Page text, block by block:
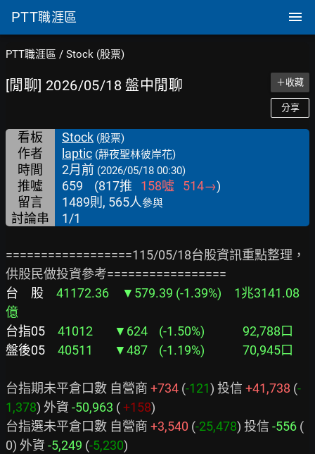
PTT職涯區
PTT職涯區 / Stock (股票)
[閒聊] 2026/05/18 盤中閒聊 ＋收藏
分享
看板 Stock (股票)
作者 laptic (靜夜聖林彼岸花)
時間 2月前 (2026/05/18 00:30)
推噓 659 (817推 158噓 514→)
留言
1489則, 565人參與
討論串 1/1
==================115/05/18台股資訊重點整理，
台　股 41172.36　▼579.39 (-1.39%)　1兆3141.08
億
台指05 41012   　▼624    (-1.50%)　　　92,788口
盤後05 40511   　▼487    (-1.19%)　　　70,945口
台指期未平倉口數 自營商 +734 (-121) 投信 +41,738 (-
1,378) 外資 -50,963 ( +158)
台指選未平倉口數 自營商 +3,540 (-25,478) 投信 -556 (
0) 外資 -5,249 (-5,230)